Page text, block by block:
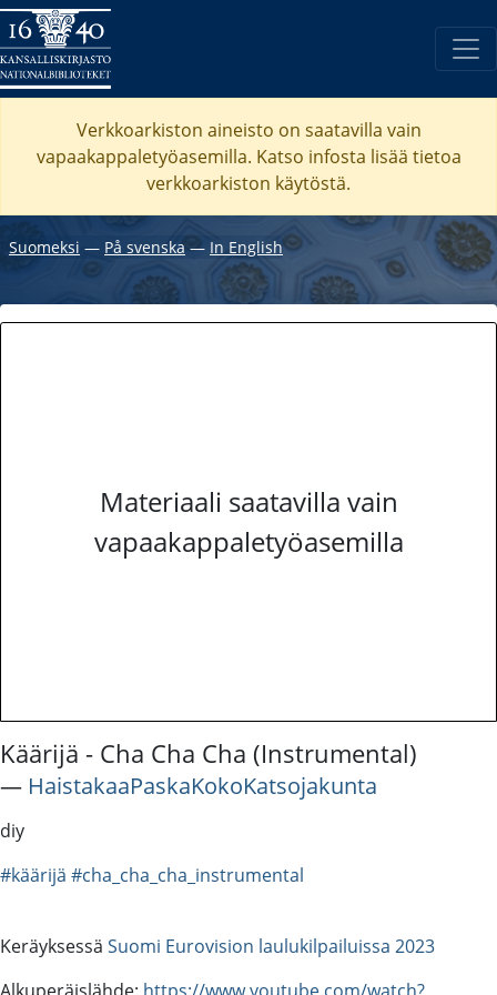
Verkkoarkiston aineisto on saatavilla vain
vapaakappaletyöasemilla. Katso infosta lisää tietoa
verkkoarkiston käytöstä.
Suomeksi ― På svenska― In English
Materiaali saatavilla vain
vapaakappaletyöasemilla
Käärijä - Cha Cha Cha (Instrumental)
― HaistakaaPaskaKokoKatsojakunta
diy
#käärijä #cha_cha_cha_instrumental
Keräyksessä Suomi Eurovision laulukilpailuissa 2023